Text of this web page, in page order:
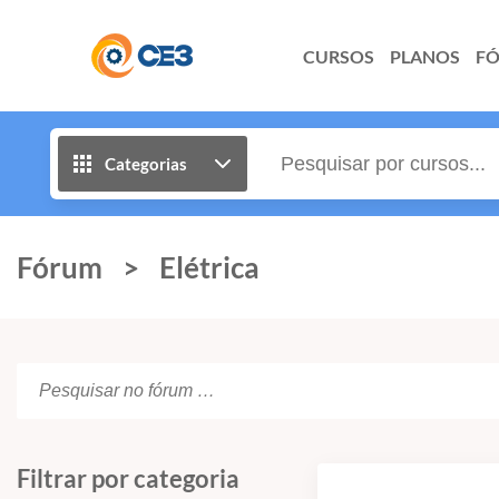
CURSOS PLANOS
Categorias
Fórum > Elétrica
Filtrar por categoria